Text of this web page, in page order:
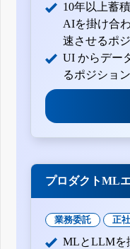
10年以上蓄
AIを掛け合
速させるポ
UI からデー
るポジション
プロダクトML
業務委託 正
MLとLLMを